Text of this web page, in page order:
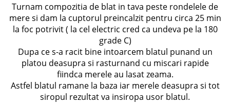
Turnam compozitia de blat in tava peste rondelele de
mere si dam la cuptorul preincalzit pentru circa 25 min
la foc potrivit ( la cel electric cred ca undeva pe la 180
grade C)
Dupa ce s-a racit bine intoarcem blatul punand un
platou deasupra si rasturnand cu miscari rapide
fiindca merele au lasat zeama.
Astfel blatul ramane la baza iar merele deasupra si tot
siropul rezultat va insiropa usor blatul.